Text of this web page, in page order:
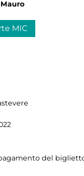
MIC
del